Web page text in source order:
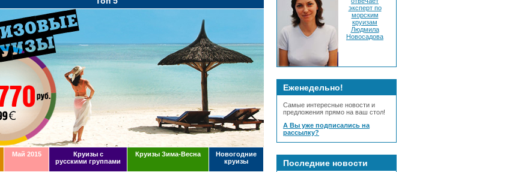
Май 2015
Круизы с
русскими группами
Круизы Зима-Весна
Новогодние
круизы
эксперт по
морским
круизам
Людмила
Новосадова
Еженедельно!
Самые интересные новости и
предложения прямо на ваш стол!
А Вы уже подписались на
рассылку?
Последние новости